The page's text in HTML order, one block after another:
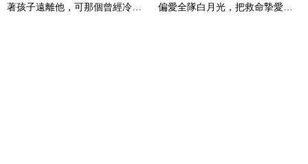
著孩子遠離他，可那個曾經冷漠
偏愛全隊白月光，把救命摯愛當